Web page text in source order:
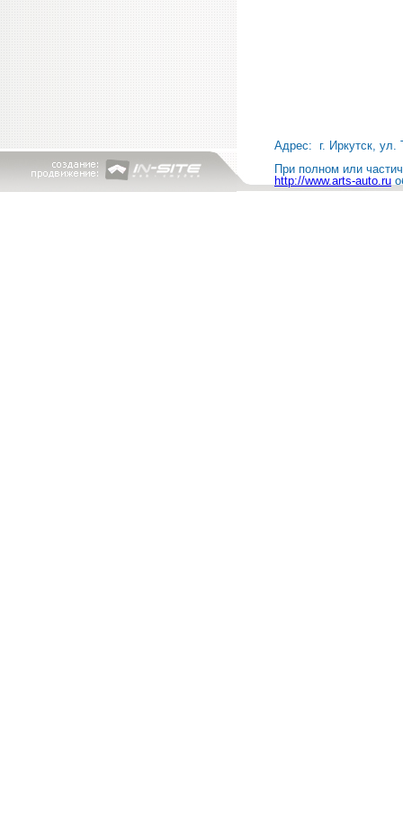
Адрес: г. Иркутск, ул.
При полном или
http://www.arts-auto.ru